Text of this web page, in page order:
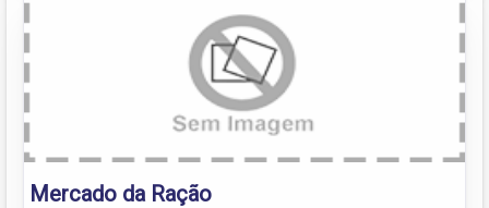
Mercado da Ração